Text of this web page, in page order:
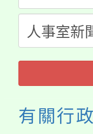
《
程，歡
心理
轉知苗
縣市「
門員」
有關行